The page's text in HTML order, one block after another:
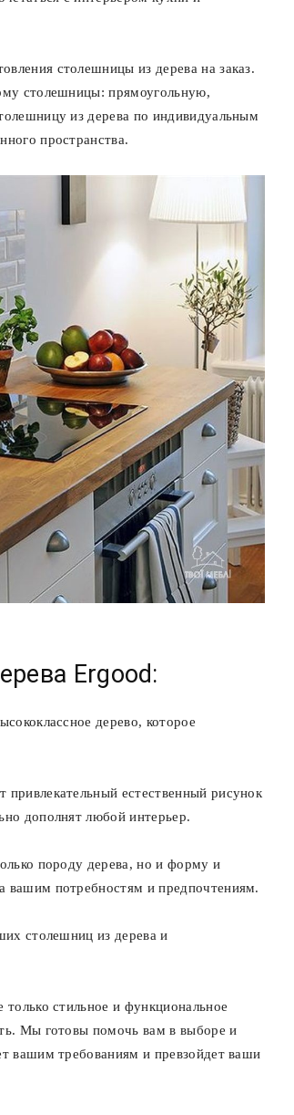
столешницы из дерева на заказ.
столешницы: прямоугольную,
из дерева по индивидуальным
пространства.
Ergood:
дерево, которое
естественный рисунок
дополнят любой интерьер.
породу дерева, но и форму и
вашим потребностям и предпочтениям.
столешниц из дерева и
стильное и функциональное
Мы готовы помочь вам в выборе и
вашим требованиям и превзойдет ваши